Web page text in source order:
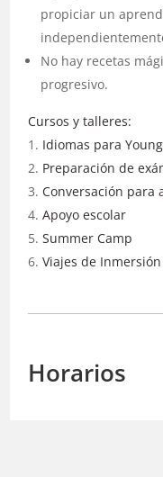
propiciar un
No hay recetas
progresivo.
Cursos y talleres:
Idiomas para
Preparación de
Conversación para
Apoyo escolar
Summer Camp
Viajes de
Horarios